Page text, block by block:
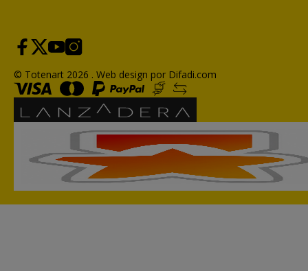
© Totenart 2026 . Web design por Difadi.com